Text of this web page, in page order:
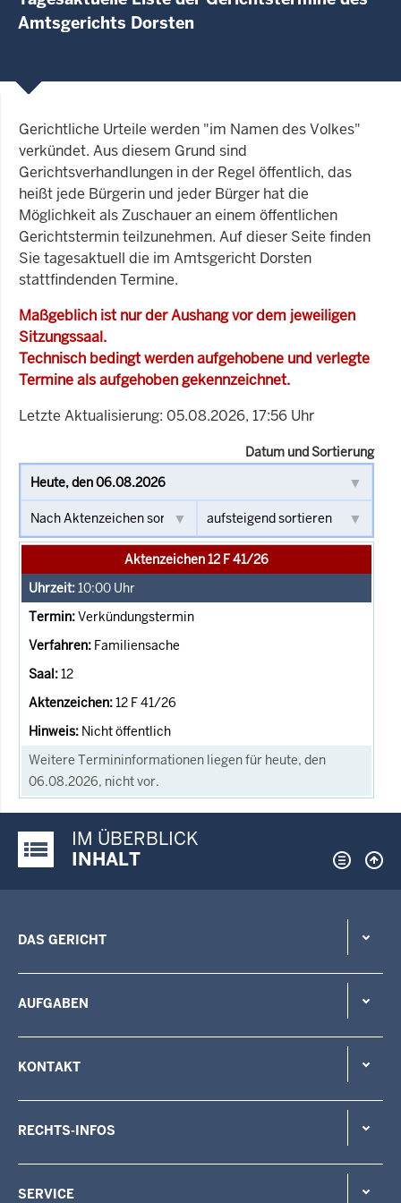
Amtsgerichts Dorsten
Gerichtliche Urteile werden "im Namen des Volkes"
verkündet. Aus diesem Grund sind
Gerichtsverhandlungen in der Regel öffentlich, das
heißt jede Bürgerin und jeder Bürger hat die
Möglichkeit als Zuschauer an einem öffentlichen
Gerichtstermin teilzunehmen. Auf dieser Seite finden
Sie tagesaktuell die im Amtsgericht Dorsten
stattfindenden Termine.
Maßgeblich ist nur der Aushang vor dem jeweiligen
Sitzungssaal.
Technisch bedingt werden aufgehobene und verlegte
Termine als aufgehoben gekennzeichnet.
Letzte Aktualisierung: 05.08.2026, 17:56 Uhr
Datum und Sortierung
Aktenzeichen 12 F 41/26
10:00 Uhr
Verkündungstermin
Familiensache
12
12 F 41/26
Nicht öffentlich
Weitere Termininformationen liegen für heute, den
06.08.2026, nicht vor.
Justiz-Portal im Überblick:
IM ÜBERBLICK
INHALT
DAS GERICHT
AUFGABEN
KONTAKT
RECHTS-INFOS
SERVICE